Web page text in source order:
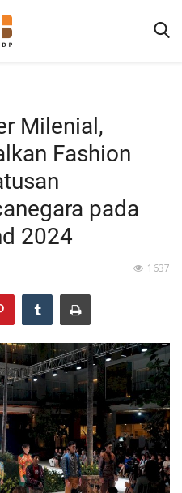
Milenial,
Fashion
pada
2024
1637